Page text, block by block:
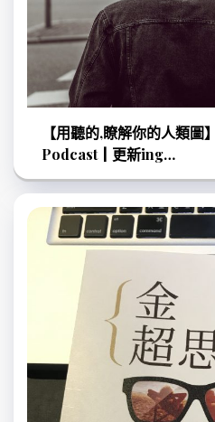
【用聽的,瞭解你的人類
Podcast┃更新ing…